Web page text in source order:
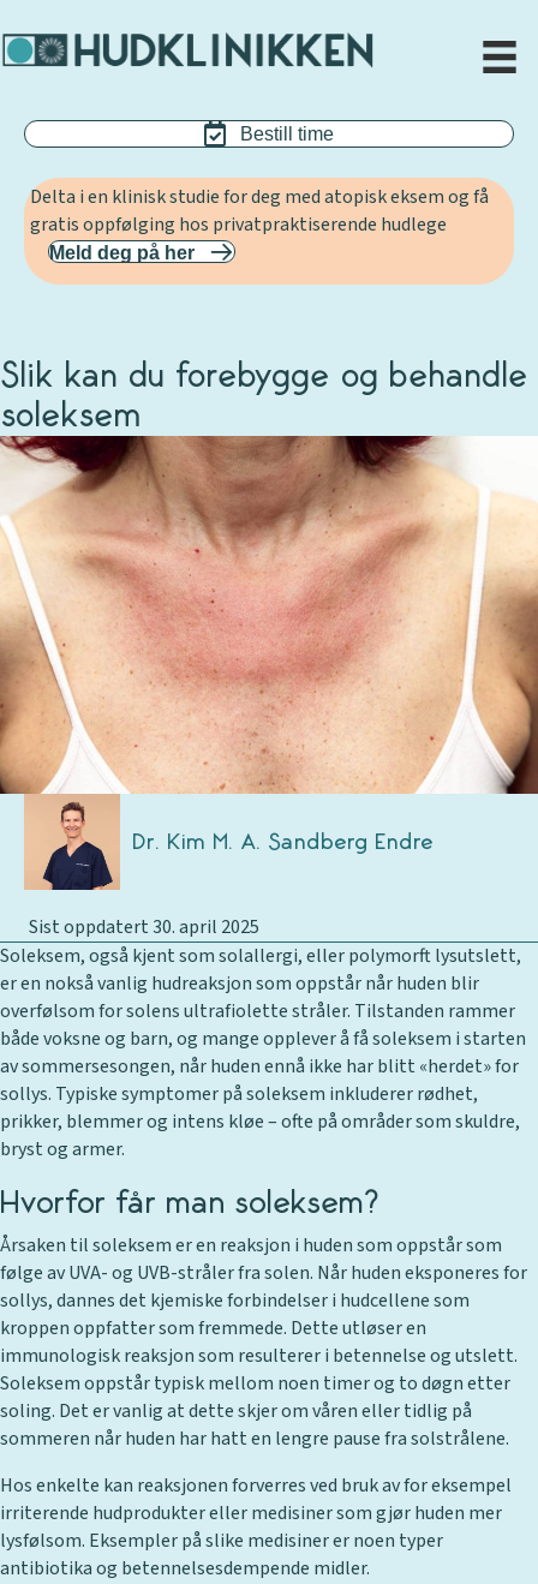
Bestill time
Delta i en klinisk studie for deg med atopisk eksem og få
gratis oppfølging hos privatpraktiserende hudlege
Meld deg på her
Slik kan du forebygge og behandle
soleksem
Dr. Kim M. A. Sandberg Endre
Sist oppdatert 30. april 2025
Soleksem, også kjent som solallergi, eller polymorft lysutslett,
er en nokså vanlig hudreaksjon som oppstår når huden blir
overfølsom for solens ultrafiolette stråler. Tilstanden rammer
både voksne og barn, og mange opplever å få soleksem i starten
av sommersesongen, når huden ennå ikke har blitt «herdet» for
sollys. Typiske symptomer på soleksem inkluderer rødhet,
prikker, blemmer og intens kløe – ofte på områder som skuldre,
bryst og armer.
Hvorfor får man soleksem?
Årsaken til soleksem er en reaksjon i huden som oppstår som
følge av UVA- og UVB-stråler fra solen. Når huden eksponeres for
sollys, dannes det kjemiske forbindelser i hudcellene som
kroppen oppfatter som fremmede. Dette utløser en
immunologisk reaksjon som resulterer i betennelse og utslett.
Soleksem oppstår typisk mellom noen timer og to døgn etter
soling. Det er vanlig at dette skjer om våren eller tidlig på
sommeren når huden har hatt en lengre pause fra solstrålene.
Hos enkelte kan reaksjonen forverres ved bruk av for eksempel
irriterende hudprodukter eller medisiner som gjør huden mer
lysfølsom. Eksempler på slike medisiner er noen typer
antibiotika og betennelsesdempende midler.